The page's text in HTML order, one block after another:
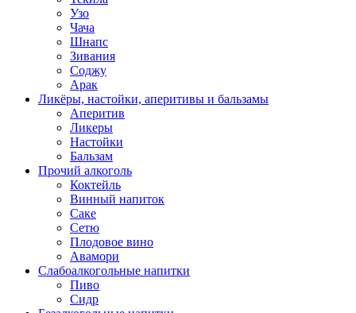
Узо
Чача
Шнапс
Зивания
Соджу
Арак
Ликёры, настойки, аперитивы и бальзамы
Аперитив
Ликеры
Настойки
Бальзам
Прочий алкоголь
Коктейль
Винный напиток
Саке
Сетю
Плодовое вино
Авамори
Слабоалкогольные напитки
Пиво
Сидр